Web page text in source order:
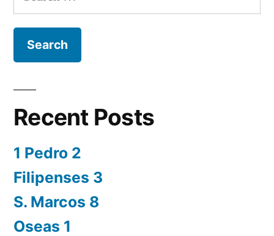
for:
Recent Posts
1 Pedro 2
Filipenses 3
S. Marcos 8
Oseas 1